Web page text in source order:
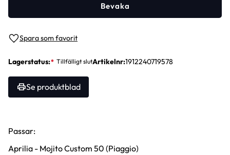
Lägg till i favoriter
Bevaka
Lagerstatus Artikelnr 1912240719578
Se produktblad
Passar:
Aprilia - Mojito Custom 50 (Piaggio)